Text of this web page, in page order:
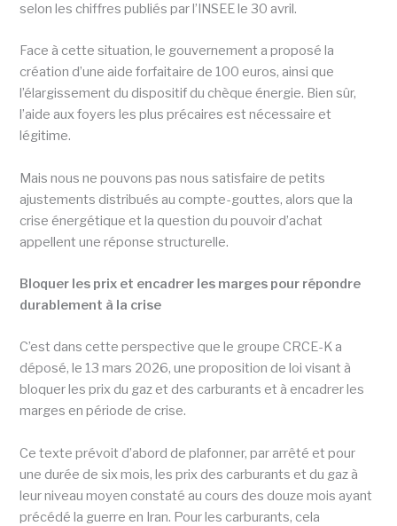
selon les chiffres publiés par l’INSEE le 30 avril.
Face à cette situation, le gouvernement a proposé la
création d’une aide forfaitaire de 100 euros, ainsi que
l’élargissement du dispositif du chèque énergie. Bien sûr,
l’aide aux foyers les plus précaires est nécessaire et
légitime.
Mais nous ne pouvons pas nous satisfaire de petits
ajustements distribués au compte-gouttes, alors que la
crise énergétique et la question du pouvoir d’achat
appellent une réponse structurelle.
Bloquer les prix et encadrer les marges pour répondre
durablement à la crise
C’est dans cette perspective que le groupe CRCE-K a
déposé, le 13 mars 2026, une proposition de loi visant à
bloquer les prix du gaz et des carburants et à encadrer les
marges en période de crise.
Ce texte prévoit d’abord de plafonner, par arrêté et pour
une durée de six mois, les prix des carburants et du gaz à
leur niveau moyen constaté au cours des douze mois ayant
précédé la guerre en Iran. Pour les carburants, cela